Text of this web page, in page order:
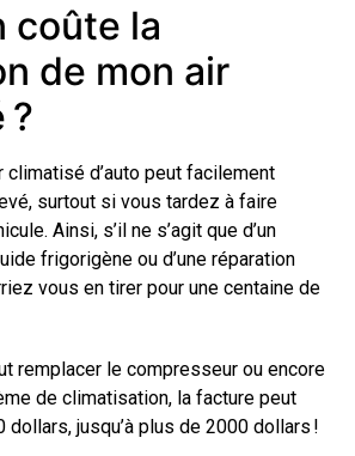
coûte la
de mon air
?
climatisé d’auto peut facilement
surtout si vous tardez à faire
Ainsi, s’il ne s’agit que d’un
frigorigène ou d’une réparation
vous en tirer pour une centaine de
remplacer le compresseur ou encore
de climatisation, la facture peut
dollars, jusqu’à plus de 2000 dollars !